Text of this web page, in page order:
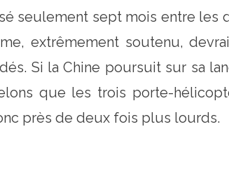
seulement sept mois entre les
extrêmement soutenu,
Si la Chine poursuit sur sa
que les trois porte-
près de deux fois plus lourds.